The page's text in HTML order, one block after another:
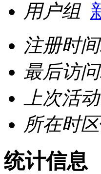
用户组
注册时间
最后访问
上次活
所在时区
统计信息